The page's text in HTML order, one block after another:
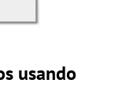
usando